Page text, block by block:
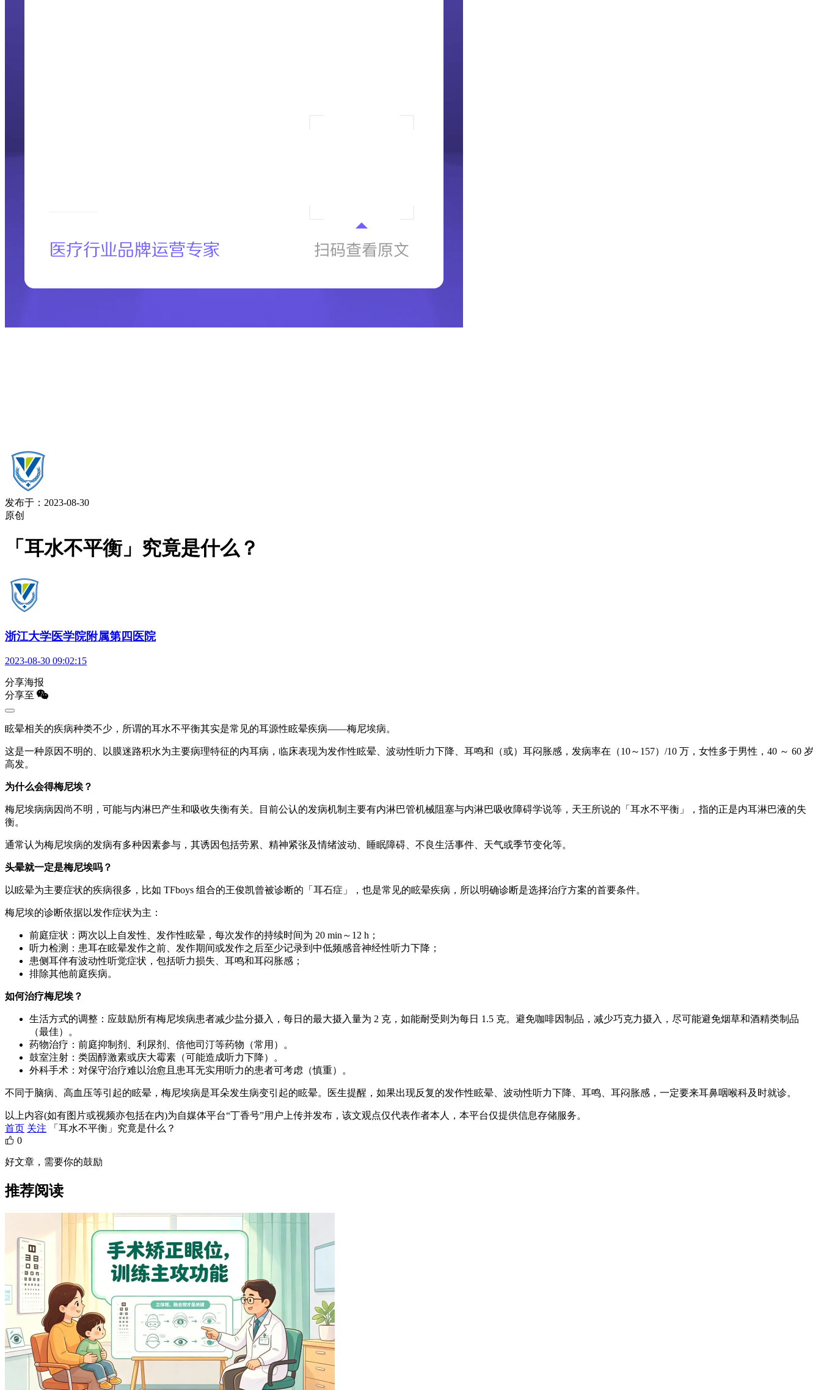
发布于：2023-08-30
原创
「耳水不平衡」究竟是什么？
浙江大学医学院附属第四医院
2023-08-30 09:02:15
分享海报
分享至
眩晕相关的疾病种类不少，所谓的耳水不平衡其实是常见的耳源性眩晕疾病——梅尼埃病。
这是一种原因不明的、以膜迷路积水为主要病理特征的内耳病，临床表现为发作性眩晕、波动性听力下降、耳鸣和（或）耳闷胀感，发病率在（10～157）/10 万，女性多于男性，40 ～ 60 岁
高发。
为什么会得梅尼埃？
梅尼埃病病因尚不明，可能与内淋巴产生和吸收失衡有关。目前公认的发病机制主要有内淋巴管机械阻塞与内淋巴吸收障碍学说等，天王所说的「耳水不平衡」，指的正是内耳淋巴液的失
衡。
通常认为梅尼埃病的发病有多种因素参与，其诱因包括劳累、精神紧张及情绪波动、睡眠障碍、不良生活事件、天气或季节变化等。
头晕就一定是梅尼埃吗？
以眩晕为主要症状的疾病很多，比如 TFboys 组合的王俊凯曾被诊断的「耳石症」，也是常见的眩晕疾病，所以明确诊断是选择治疗方案的首要条件。
梅尼埃的诊断依据以发作症状为主：
前庭症状：两次以上自发性、发作性眩晕，每次发作的持续时间为 20 min～12 h；
听力检测：患耳在眩晕发作之前、发作期间或发作之后至少记录到中低频感音神经性听力下降；
患侧耳伴有波动性听觉症状，包括听力损失、耳鸣和耳闷胀感；
排除其他前庭疾病。
如何治疗梅尼埃？
生活方式的调整：应鼓励所有梅尼埃病患者减少盐分摄入，每日的最大摄入量为 2 克，如能耐受则为每日 1.5 克。避免咖啡因制品，减少巧克力摄入，尽可能避免烟草和酒精类制品
（最佳）。
药物治疗：前庭抑制剂、利尿剂、倍他司汀等药物（常用）。
鼓室注射：类固醇激素或庆大霉素（可能造成听力下降）。
外科手术：对保守治疗难以治愈且患耳无实用听力的患者可考虑（慎重）。
不同于脑病、高血压等引起的眩晕，梅尼埃病是耳朵发生病变引起的眩晕。医生提醒，如果出现反复的发作性眩晕、波动性听力下降、耳鸣、耳闷胀感，一定要来耳鼻咽喉科及时就诊。
以上内容(如有图片或视频亦包括在内)为自媒体平台“丁香号”用户上传并发布，该文观点仅代表作者本人，本平台仅提供信息存储服务。
首页 关注
「耳水不平衡」究竟是什么？
0
好文章，需要你的鼓励
推荐阅读